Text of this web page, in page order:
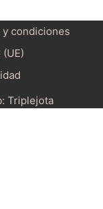
condiciones
Triplejota